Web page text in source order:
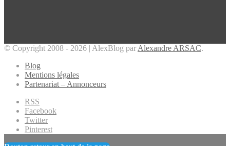
© Copyright 2008 - 2026 | AlexBlog par Alexandre ARSAC.
Blog
Mentions légales
Partenariat – Annonceurs
RSS
Facebook
Twitter
Pinterest